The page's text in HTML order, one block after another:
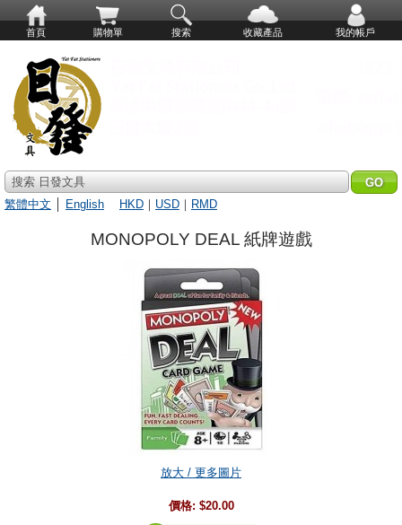
首頁 購物單 搜索 收藏產品 我的帳戶
搜索 日發文具
繁體中文
English HKD ｜ USD ｜ RMD
MONOPOLY DEAL 紙牌遊戲
放大 / 更多圖片
價格: $20.00